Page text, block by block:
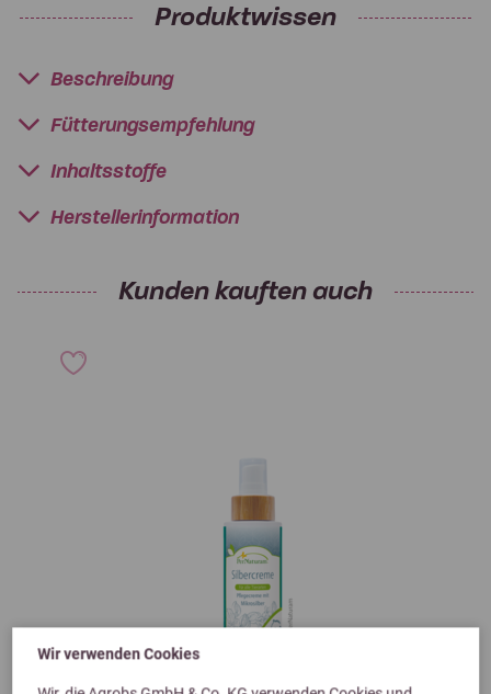
Wir verwenden Cookies
Produktwissen
Beschreibung
Fütterungsempfehlung
Inhaltsstoffe
Herstellerinformation
Kunden kauften auch